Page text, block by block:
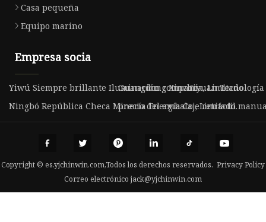
Casa pequeña
Equipo marino
Empresa socia
Yiwú Siempre brillante Iluminación compañía, Limitado
Guangdong Xinzhiyuan Tecnología
Ningbó República Checa Minería Energía Co., Limitado.
precio del embalaje retráctil
Copyright © es.yjchinwin.com,Todos los derechos reservados. Privacy Policy
Correo electrónicojack@yjchinwin.com